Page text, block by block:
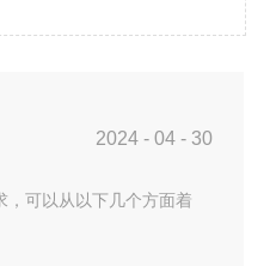
，可以从以下几个方面着
2024 - 04 - 30